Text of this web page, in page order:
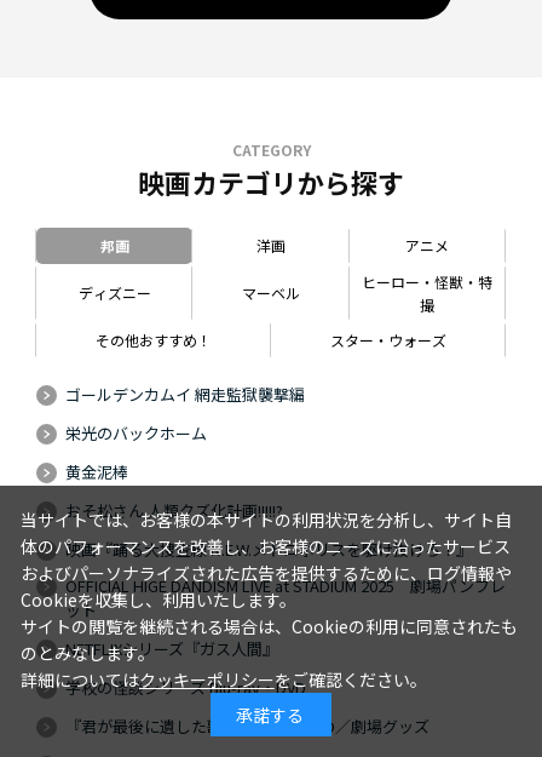
CATEGORY
映画カテゴリから探す
邦画 洋画 アニメ
ディズニー マーベル
ヒーロー・怪獣・特
撮
その他おすすめ！
スター・ウォーズ
ゴールデンカムイ 網走監獄襲撃編
栄光のバックホーム
黄金泥棒
おそ松さん 人類クズ化計画!!!!!?
映画『踊る大捜査線 N.E.W.メトロポリスを駆け抜けろ！』
OFFICIAL HIGE DANDISM LIVE at STADIUM 2025 劇場パンフレ
ット
NETFLIXシリーズ『ガス人間』
学校の怪談シリーズ Blu-ray・DVD
『君が最後に遺した歌』Blu-ray・DVD／劇場グッズ
当サイトでは、お客様の本サイトの利用状況を分析し、サイト自
体のパフォーマンスを改善し、お客様のニーズに沿ったサービス
およびパーソナライズされた広告を提供するために、ログ情報や
Cookieを収集し、利用いたします。
サイトの閲覧を継続される場合は、Cookieの利用に同意されたも
のとみなします。
詳細についてはクッキーポリシーをご確認ください。
承諾する